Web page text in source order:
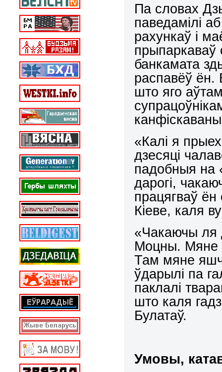
Па словах
паведамілі
рахункаў і
прыпаркаваў
банкамата
распавёў ён.
што яго
«Калі я
дзесяці
падобныя на
дарогі,
працягваў
Кіеве, каля
«Чакаючы ля
Моцны. Мяне
Там мяне
ўдарылі па
паклалі
што каля
Булатаў.
Умовы,